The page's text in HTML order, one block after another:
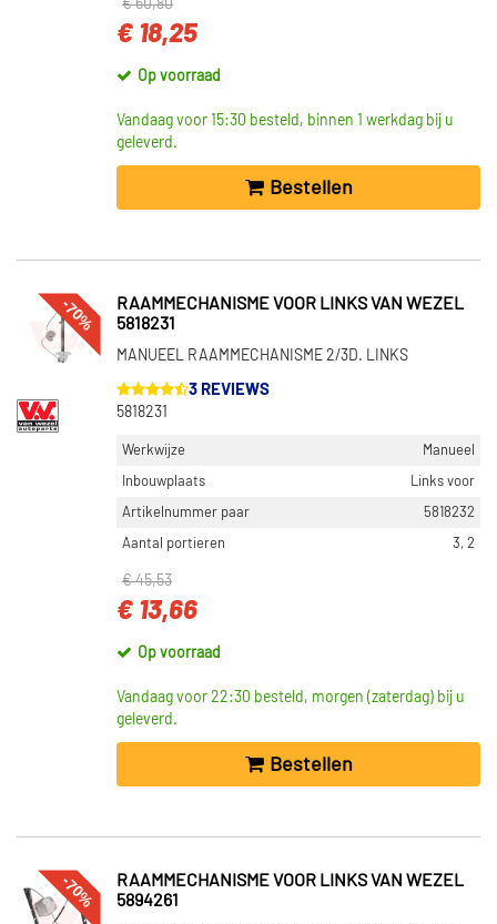
€ 60,80
€ 18,25
Op voorraad
Vandaag voor 15:30 besteld, binnen 1 werkdag bij u
geleverd.
Bestellen
-70%
RAAMMECHANISME VOOR LINKS VAN WEZEL
5818231
MANUEEL RAAMMECHANISME 2/3D. LINKS
3 REVIEWS
5818231
Werkwijze
Manueel
Inbouwplaats
Links voor
Artikelnummer paar
5818232
Aantal portieren
3, 2
€ 45,53
€ 13,66
Op voorraad
Vandaag voor 22:30 besteld, morgen (zaterdag) bij u
geleverd.
Bestellen
-70%
RAAMMECHANISME VOOR LINKS VAN WEZEL
5894261